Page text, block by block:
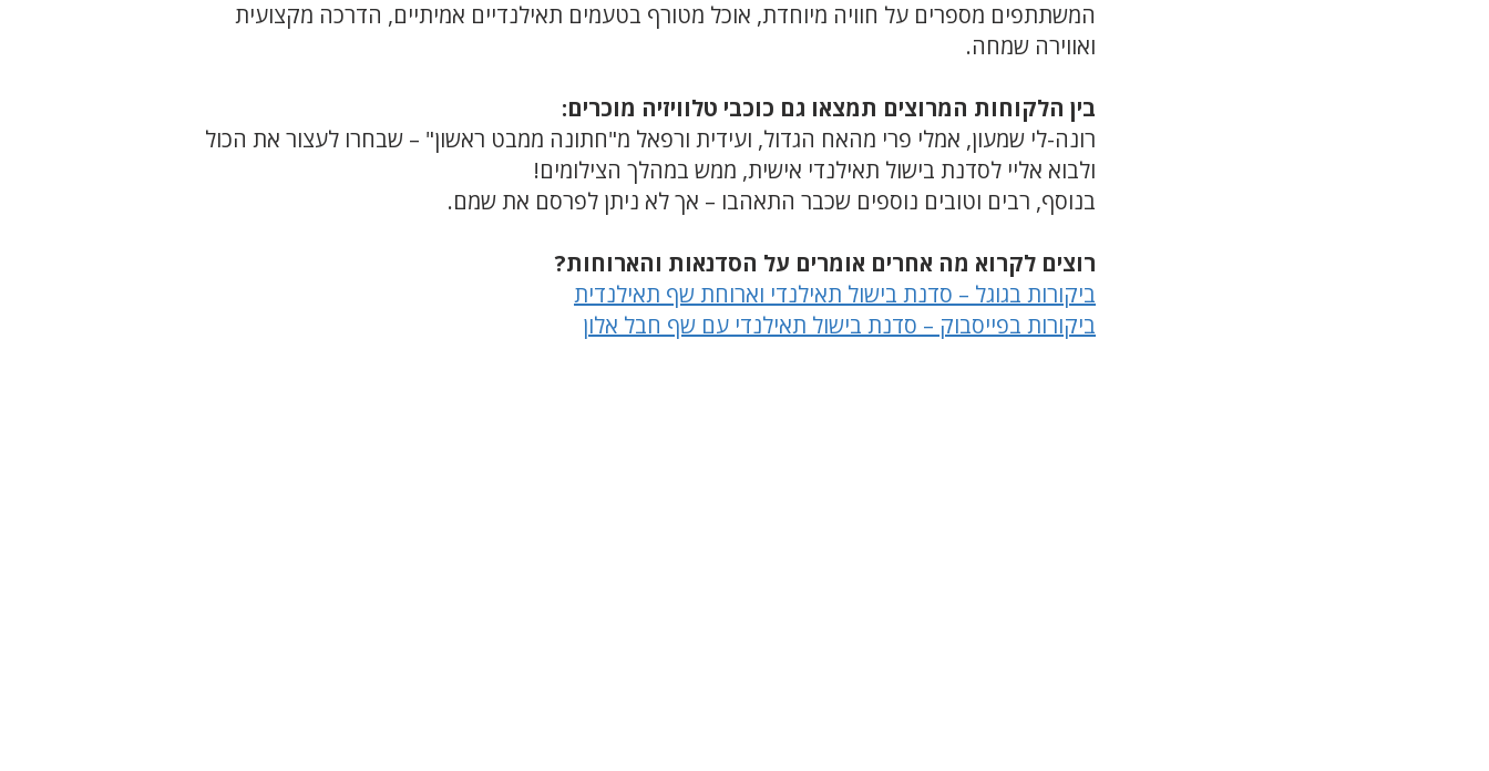
המשתתפים מספרים על חוויה מיוחדת, אוכל מטורף בטעמים תאילנדיים אמיתיים, הדרכה מקצועית
ואווירה שמחה.
בין הלקוחות המרוצים תמצאו גם כוכבי טלוויזיה מוכרים:
רונה-לי שמעון, אמלי פרי מהאח הגדול, ועידית ורפאל מ"חתונה ממבט ראשון" – שבחרו לעצור את הכול
ולבוא אליי לסדנת בישול תאילנדי אישית, ממש במהלך הצילומים!
בנוסף, רבים וטובים נוספים שכבר התאהבו – אך לא ניתן לפרסם את שמם.
רוצים לקרוא מה אחרים אומרים על הסדנאות והארוחות?
ביקורות בגוגל – סדנת בישול תאילנדי וארוחת שף תאילנדית
ביקורות בפייסבוק – סדנת בישול תאילנדי עם שף חבל אלון